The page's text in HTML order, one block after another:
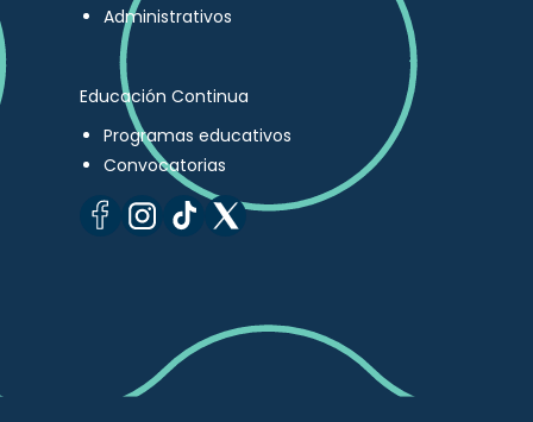
Administrativos
Educación Continua
Programas educativos
Convocatorias